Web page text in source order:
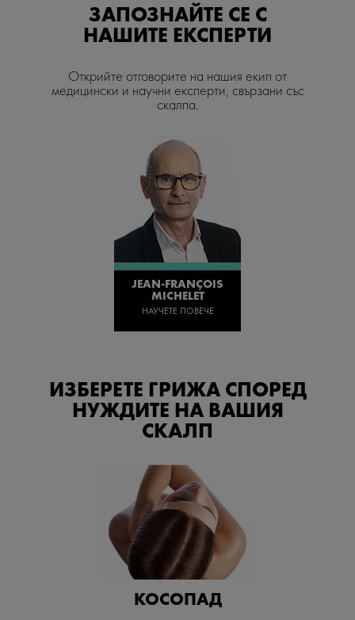
ЗАПОЗНАЙТЕ СЕ С
НАШИТЕ ЕКСПЕРТИ
Открийте отговорите на нашия екип от
медицински и научни експерти, свързани със
скалпа.
JEAN-FRANÇOIS
MICHELET
НАУЧЕТЕ ПОВЕЧЕ
ИЗБЕРЕТЕ ГРИЖА СПОРЕД
НУЖДИТЕ НА ВАШИЯ
СКАЛП
КОСОПАД